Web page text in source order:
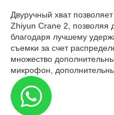
Двуручный хват
Zhiyun Crane 2, позволяя
благодаря лучшему
съемки за счет
множество
микрофон,